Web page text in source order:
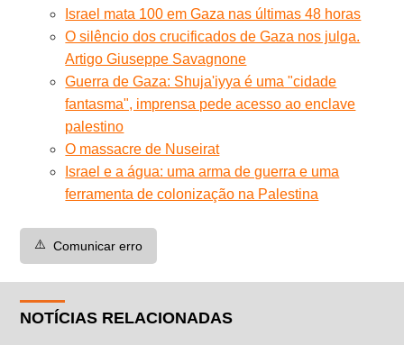
Israel mata 100 em Gaza nas últimas 48 horas
O silêncio dos crucificados de Gaza nos julga.
Artigo Giuseppe Savagnone
Guerra de Gaza: Shuja'iyya é uma "cidade
fantasma", imprensa pede acesso ao enclave
palestino
O massacre de Nuseirat
Israel e a água: uma arma de guerra e uma
ferramenta de colonização na Palestina
⚠️ Comunicar erro
NOTÍCIAS RELACIONADAS